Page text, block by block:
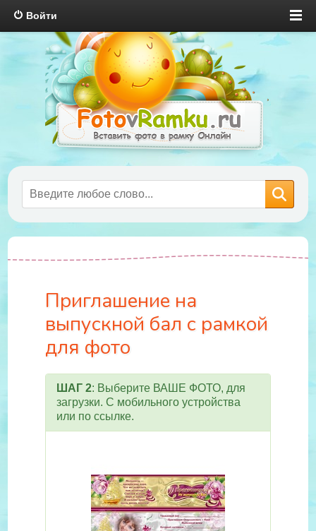
Войти
Приглашение на
выпускной бал с рамкой
для фото
ШАГ 2: Выберите ВАШЕ ФОТО, для
загрузки. С мобильного устройства
или по ссылке.